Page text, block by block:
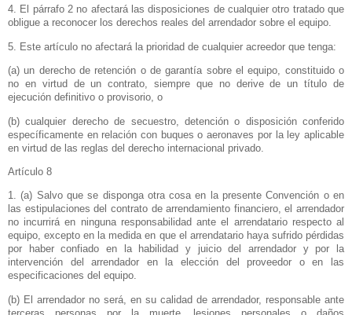
4. El párrafo 2 no afectará las disposiciones de cualquier otro tratado que
obligue a reconocer los derechos reales del arrendador sobre el equipo.
5. Este artículo no afectará la prioridad de cualquier acreedor que tenga:
(a) un derecho de retención o de garantía sobre el equipo, constituido o
no en virtud de un contrato, siempre que no derive de un título de
ejecución definitivo o provisorio, o
(b) cualquier derecho de secuestro, detención o disposición conferido
específicamente en relación con buques o aeronaves por la ley aplicable
en virtud de las reglas del derecho internacional privado.
Artículo 8
1. (a) Salvo que se disponga otra cosa en la presente Convención o en
las estipulaciones del contrato de arrendamiento financiero, el arrendador
no incurrirá en ninguna responsabilidad ante el arrendatario respecto al
equipo, excepto en la medida en que el arrendatario haya sufrido pérdidas
por haber confiado en la habilidad y juicio del arrendador y por la
intervención del arrendador en la elección del proveedor o en las
especificaciones del equipo.
(b) El arrendador no será, en su calidad de arrendador, responsable ante